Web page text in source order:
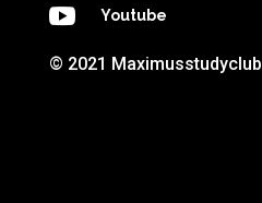
 Youtube
© 2021 Maximusstudyclub